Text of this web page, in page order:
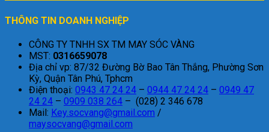
THÔNG TIN DOANH NGHIỆP
CÔNG TY TNHH SX TM MAY SÓC VÀNG
MST: 0316659078
Địa chỉ vp: 87/32 Đường Bờ Bao Tân Thắng, Phường Sơn
Kỳ, Quận Tân Phú, Tphcm
Điện thoại: 0943 47 24 24 – 0944 47 24 24 – 0949 47
24 24 – 0909 038 264 – (028) 2 346 678
Mail: Key.socvang@gmail.com /
maysocvang@gmail.com